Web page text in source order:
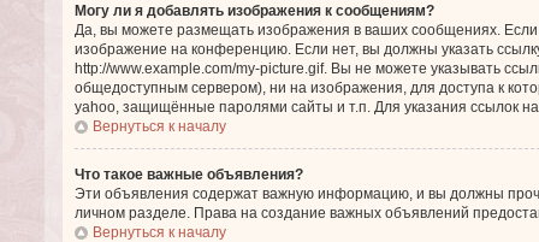
Могу ли я добавлять изображения к сообщениям?
Да, вы можете размещать изображения в ваших сообщениях.
изображение на конференцию. Если нет, вы должны указать
http://www.example.com/my-picture.gif. Вы не можете указывать
общедоступным сервером), ни на изображения, для доступа к
yahoo, защищённые паролями сайты и т.п. Для указания ссылок
Вернуться к началу
Что такое важные объявления?
Эти объявления содержат важную информацию, и вы должны
личном разделе. Права на создание важных объявлений
Вернуться к началу